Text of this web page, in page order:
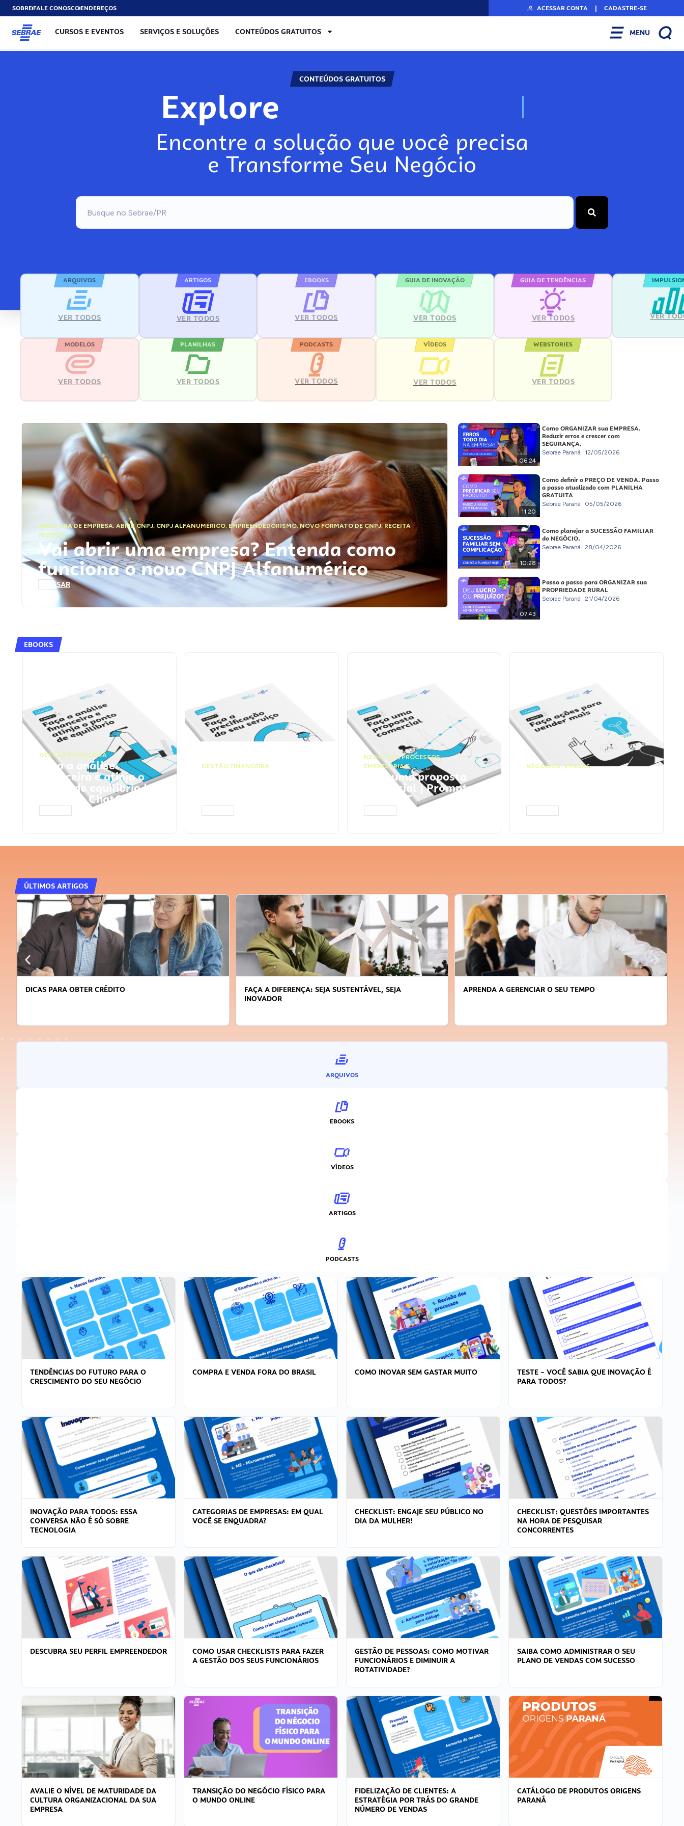
SOBREFALE CONOSCOENDEREÇOS ACESSAR CONTA | CADASTRE-SE
CURSOS E EVENTOS SERVIÇOS E SOLUÇÕES CONTEÚDOS GRATUITOS MENU
CONTEÚDOS GRATUITOS
Explore N
Encontre a solução que você precisa
e Transforme Seu Negócio
ARQUIVOS
VER TODOS
ARTIGOS
VER TODOS
EBOOKS
VER TODOS
GUIA DE INOVAÇÃO
VER TODOS
GUIA DE TENDÊNCIAS
VER TODOS VER
MODELOS
VER TODOS
PLANILHAS
VER TODOS
PODCASTS
VER TODOS
VÍDEOS
VER TODOS
WEBSTORIES
VER TODOS
ABERTURA DE EMPRESA,ABRIR CNPJ, CNPJ ALFANUMÉRICO, EMPREENDEDORISMO,NOVO FORMATO DE CNPJ,RECEITA
FEDERAL
Vai abrir uma empresa? Entenda como
funciona o novo CNPJ Alfanumérico
ACESSAR
06:24
Como ORGANIZAR sua EMPRESA.
Reduzir erros e crescer com
SEGURANÇA.
Sebrae Paraná 12/05/2026
11:20
Como definir o PREÇO DE VENDA. Passo
a passo atualizado com PLANILHA
GRATUITA
Sebrae Paraná 05/05/2026
10:28
Como planejar a SUCESSÃO FAMILIAR
do NEGÓCIO.
Sebrae Paraná 28/04/2026
07:43
Passo a passo para ORGANIZAR sua
PROPRIEDADE RURAL
Sebrae Paraná 21/04/2026
EBOOKS
GESTÃO FINANCEIRA
Faça a análise
financeira e atinja o
ponto de equilíbrio |
Prompts ChatGPT
GESTÃO FINANCEIRA
NEGÓCIOS,PROCESSOS
EMPRESARIAIS
Faça uma proposta
comercial | Prompts
ChatGPT
NEGÓCIOS, VENDAS
ÚLTIMOS ARTIGOS
DICAS PARA OBTER CRÉDITO
FAÇA A DIFERENÇA: SEJA SUSTENTÁVEL, SEJA
INOVADOR
APRENDA A GERENCIAR O SEU TEMPO
ARQUIVOS
EBOOKS
VÍDEOS
ARTIGOS
PODCASTS
TENDÊNCIAS DO FUTURO PARA O
CRESCIMENTO DO SEU NEGÓCIO
COMPRA E VENDA FORA DO BRASIL COMO INOVAR SEM GASTAR MUITO
TESTE – VOCÊ SABIA QUE INOVAÇÃO É
PARA TODOS?
INOVAÇÃO PARA TODOS: ESSA
CONVERSA NÃO É SÓ SOBRE
TECNOLOGIA
CATEGORIAS DE EMPRESAS: EM QUAL
VOCÊ SE ENQUADRA?
CHECKLIST: ENGAJE SEU PÚBLICO NO
DIA DA MULHER!
CHECKLIST: QUESTÕES IMPORTANTES
NA HORA DE PESQUISAR
CONCORRENTES
DESCUBRA SEU PERFIL EMPREENDEDOR
COMO USAR CHECKLISTS PARA FAZER
A GESTÃO DOS SEUS FUNCIONÁRIOS
GESTÃO DE PESSOAS: COMO MOTIVAR
FUNCIONÁRIOS E DIMINUIR A
ROTATIVIDADE?
SAIBA COMO ADMINISTRAR O SEU
PLANO DE VENDAS COM SUCESSO
AVALIE O NÍVEL DE MATURIDADE DA
CULTURA ORGANIZACIONAL DA SUA
EMPRESA
TRANSIÇÃO DO NEGÓCIO FÍSICO PARA
O MUNDO ONLINE
FIDELIZAÇÃO DE CLIENTES: A
ESTRATÉGIA POR TRÁS DO GRANDE
NÚMERO DE VENDAS
CATÁLOGO DE PRODUTOS ORIGENS
PARANÁ